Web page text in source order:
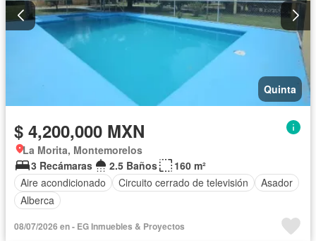
Quinta
$ 4,200,000 MXN
La Morita, Montemorelos
3 Recámaras
2.5 Baños
160 m²
Aire acondicionado
Circuito cerrado de televisión
Asador
Alberca
08/07/2026 en - EG Inmuebles & Proyectos